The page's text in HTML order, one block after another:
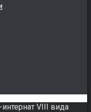
VIII вида